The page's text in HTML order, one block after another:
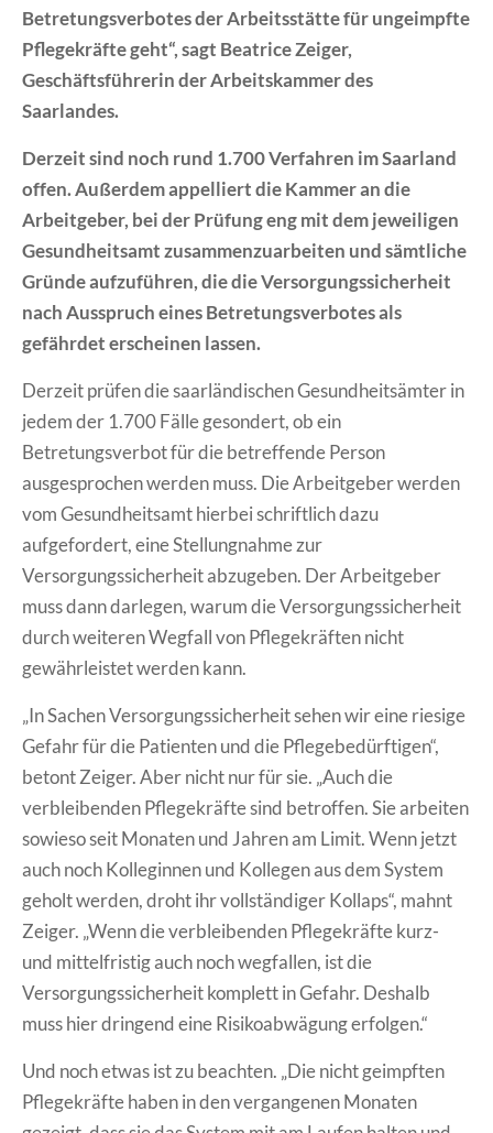
Betretungsverbotes der Arbeitsstätte für ungeimpfte
Pflegekräfte geht“, sagt Beatrice Zeiger,
Geschäftsführerin der Arbeitskammer des
Saarlandes.
Derzeit sind noch rund 1.700 Verfahren im Saarland
offen. Außerdem appelliert die Kammer an die
Arbeitgeber, bei der Prüfung eng mit dem jeweiligen
Gesundheitsamt zusammenzuarbeiten und sämtliche
Gründe aufzuführen, die die Versorgungssicherheit
nach Ausspruch eines Betretungsverbotes als
gefährdet erscheinen lassen.
Derzeit prüfen die saarländischen Gesundheitsämter in
jedem der 1.700 Fälle gesondert, ob ein
Betretungsverbot für die betreffende Person
ausgesprochen werden muss. Die Arbeitgeber werden
vom Gesundheitsamt hierbei schriftlich dazu
aufgefordert, eine Stellungnahme zur
Versorgungssicherheit abzugeben. Der Arbeitgeber
muss dann darlegen, warum die Versorgungssicherheit
durch weiteren Wegfall von Pflegekräften nicht
gewährleistet werden kann.
„In Sachen Versorgungssicherheit sehen wir eine riesige
Gefahr für die Patienten und die Pflegebedürftigen“,
betont Zeiger. Aber nicht nur für sie. „Auch die
verbleibenden Pflegekräfte sind betroffen. Sie arbeiten
sowieso seit Monaten und Jahren am Limit. Wenn jetzt
auch noch Kolleginnen und Kollegen aus dem System
geholt werden, droht ihr vollständiger Kollaps“, mahnt
Zeiger. „Wenn die verbleibenden Pflegekräfte kurz-
und mittelfristig auch noch wegfallen, ist die
Versorgungssicherheit komplett in Gefahr. Deshalb
muss hier dringend eine Risikoabwägung erfolgen.“
Und noch etwas ist zu beachten. „Die nicht geimpften
Pflegekräfte haben in den vergangenen Monaten